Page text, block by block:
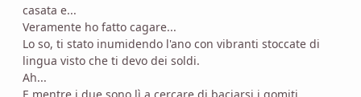
casata e...
Veramente ho fatto cagare...
Lo so, ti stato inumidendo l'ano con vibranti stoccate di
lingua visto che ti devo dei soldi.
Ah...